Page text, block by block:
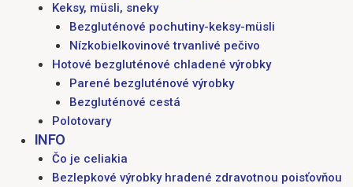
Keksy, müsli, sneky
Bezgluténové pochutiny-keksy-müsli
Nízkobielkovinové trvanlivé pečivo
Hotové bezgluténové chladené výrobky
Parené bezgluténové výrobky
Bezgluténové cestá
Polotovary
INFO
Čo je celiakia
Bezlepkové výrobky hradené zdravotnou poisťovňou